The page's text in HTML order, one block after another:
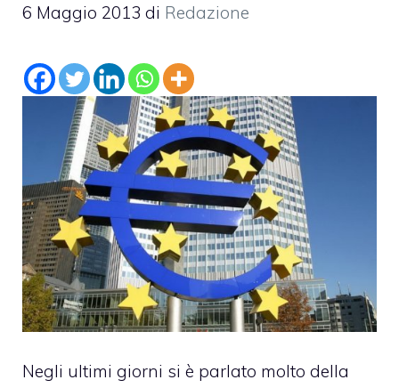
6 Maggio 2013 di Redazione
Negli ultimi giorni si è parlato molto della